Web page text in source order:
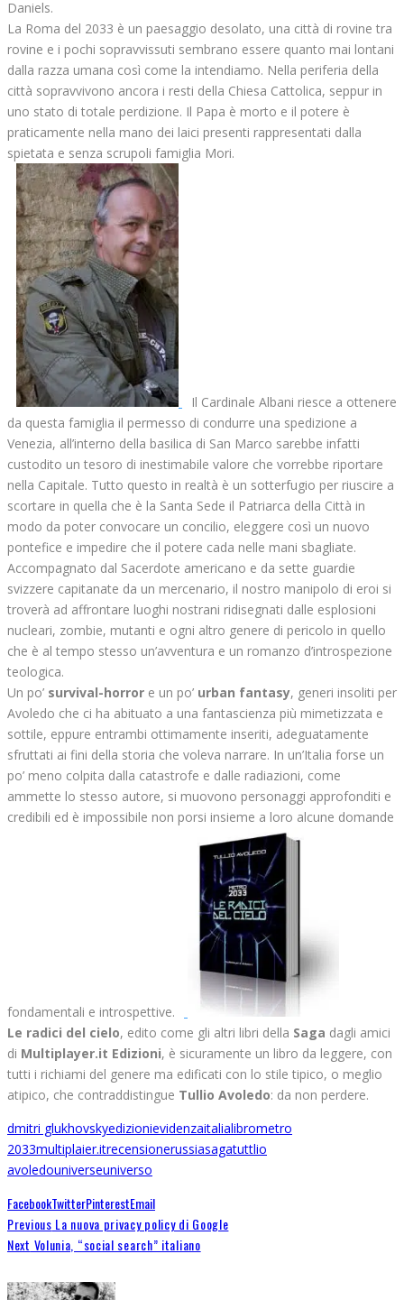
Daniels.
La Roma del 2033 è un paesaggio desolato, una città di rovine tra
rovine e i pochi sopravvissuti sembrano essere quanto mai lontani
dalla razza umana così come la intendiamo. Nella periferia della
città sopravvivono ancora i resti della Chiesa Cattolica, seppur in
uno stato di totale perdizione. Il Papa è morto e il potere è
praticamente nella mano dei laici presenti rappresentati dalla
spietata e senza scrupoli famiglia Mori.
Il Cardinale Albani riesce a ottenere
da questa famiglia il permesso di condurre una spedizione a
Venezia, all’interno della basilica di San Marco sarebbe infatti
custodito un tesoro di inestimabile valore che vorrebbe riportare
nella Capitale. Tutto questo in realtà è un sotterfugio per riuscire a
scortare in quella che è la Santa Sede il Patriarca della Città in
modo da poter convocare un concilio, eleggere così un nuovo
pontefice e impedire che il potere cada nelle mani sbagliate.
Accompagnato dal Sacerdote americano e da sette guardie
svizzere capitanate da un mercenario, il nostro manipolo di eroi si
troverà ad affrontare luoghi nostrani ridisegnati dalle esplosioni
nucleari, zombie, mutanti e ogni altro genere di pericolo in quello
che è al tempo stesso un’avventura e un romanzo d’introspezione
teologica.
Un po’ survival-horror e un po’ urban fantasy, generi insoliti per
Avoledo che ci ha abituato a una fantascienza più mimetizzata e
sottile, eppure entrambi ottimamente inseriti, adeguatamente
sfruttati ai fini della storia che voleva narrare. In un’Italia forse un
po’ meno colpita dalla catastrofe e dalle radiazioni, come
ammette lo stesso autore, si muovono personaggi approfonditi e
credibili ed è impossibile non porsi insieme a loro alcune domande
fondamentali e introspettive.
Le radici del cielo, edito come gli altri libri della Saga dagli amici
di Multiplayer.it Edizioni, è sicuramente un libro da leggere, con
tutti i richiami del genere ma edificati con lo stile tipico, o meglio
atipico, che contraddistingue Tullio Avoledo: da non perdere.
dmitri glukhovskyedizionievidenzaitalialibrometro
2033multiplaier.itrecensionerussiasagatuttlio
avoledouniverseuniverso
FacebookTwitterPinterestEmail
Previous La nuova privacy policy di Google
Next Volunia, “social search” italiano